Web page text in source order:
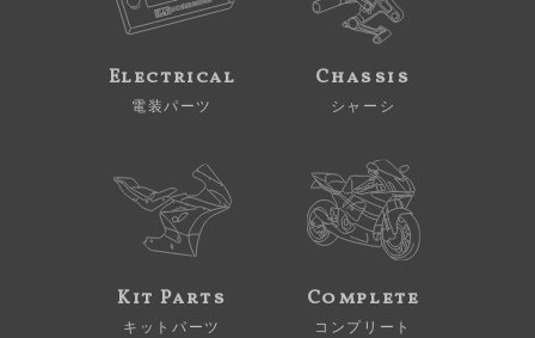
Electrical
電装パーツ
Chassis
シャーシ
Kit Parts
キットパーツ
Complete
コンプリート